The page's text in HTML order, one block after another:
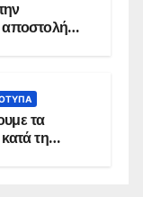
αποστολή
τα
τη